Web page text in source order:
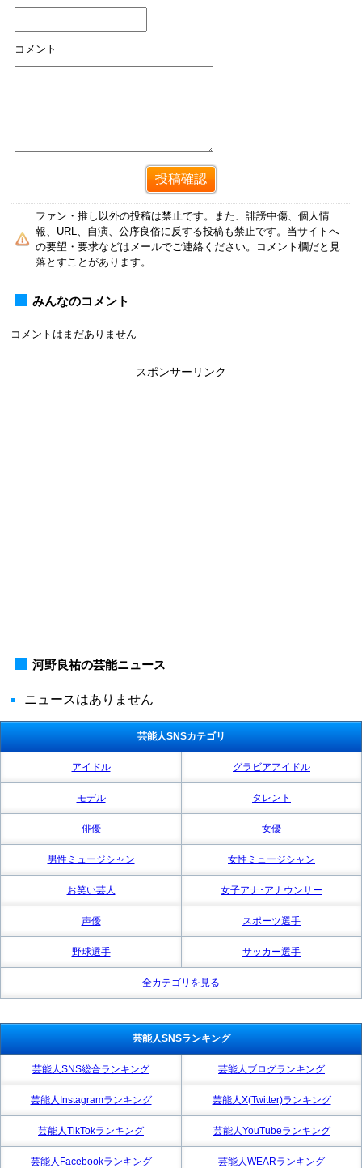
コメント
ファン・推し以外の投稿は禁止です。また、誹謗中傷、個人情
報、URL、自演、公序良俗に反する投稿も禁止です。当サイトへ
の要望・要求などはメールでご連絡ください。コメント欄だと見
落とすことがあります。
みんなのコメント
コメントはまだありません
スポンサーリンク
河野良祐の芸能ニュース
ニュースはありません
芸能人SNSカテゴリ
アイドル グラビアアイドル
モデル タレント
俳優 女優
男性ミュージシャン 女性ミュージシャン
お笑い芸人 女子アナ･アナウンサー
声優 スポーツ選手
野球選手 サッカー選手
全カテゴリを見る
芸能人SNSランキング
芸能人SNS総合ランキング 芸能人ブログランキング
芸能人Instagramランキング 芸能人X(Twitter)ランキング
芸能人TikTokランキング 芸能人YouTubeランキング
芸能人Facebookランキング 芸能人WEARランキング